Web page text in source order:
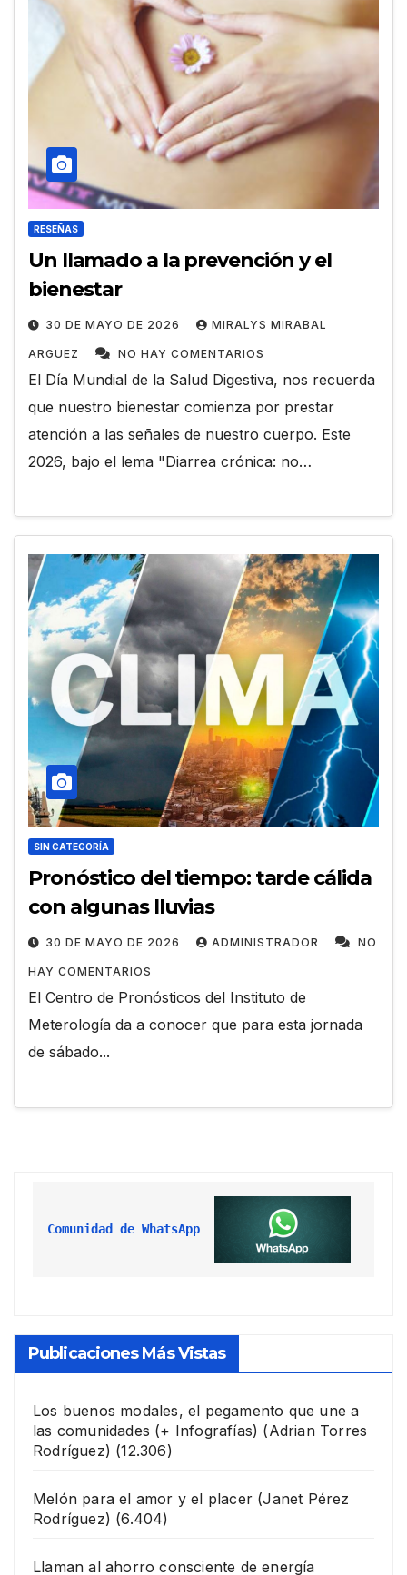
RESEÑAS
Un llamado a la prevención y el
bienestar
30 DE MAYO DE 2026 MIRALYS MIRABAL
ARGUEZ NO HAY COMENTARIOS
El Día Mundial de la Salud Digestiva, nos recuerda
que nuestro bienestar comienza por prestar
atención a las señales de nuestro cuerpo. Este
2026, bajo el lema "Diarrea crónica: no…
SIN CATEGORÍA
Pronóstico del tiempo: tarde cálida
con algunas lluvias
30 DE MAYO DE 2026 ADMINISTRADOR NO
HAY COMENTARIOS
El Centro de Pronósticos del Instituto de
Meterología da a conocer que para esta jornada
de sábado...
Comunidad de WhatsApp
Publicaciones Más Vistas
Los buenos modales, el pegamento que une a
las comunidades (+ Infografías) (Adrian Torres
Rodríguez) (12.306)
Melón para el amor y el placer (Janet Pérez
Rodríguez) (6.404)
Llaman al ahorro consciente de energía